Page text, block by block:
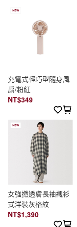
充電式輕巧型隨身風
扇/粉紅
NT$349
女強撚透膚長袖襯衫
式洋裝灰格紋
NT$1,390